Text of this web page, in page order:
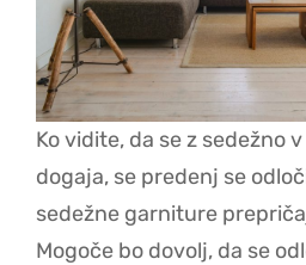
Ko vidite, da se z sedežno
dogaja, se predenj se
sedežne garniture
Mogoče bo dovolj, da se